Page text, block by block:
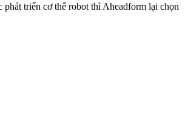
triển cơ thể robot thì Aheadform lại chọn